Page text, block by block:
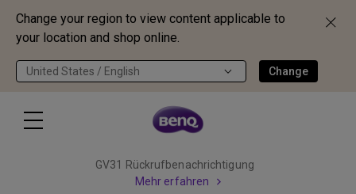
Change your region to view content applicable to
your location and shop online.
United States / English Change
GV31 Rückrufbenachrichtigung
Mehr erfahren